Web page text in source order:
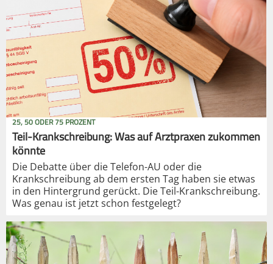
25, 50 ODER 75 PROZENT
Teil-Krankschreibung: Was auf Arztpraxen zukommen
könnte
Die Debatte über die Telefon-AU oder die
Krankschreibung ab dem ersten Tag haben sie etwas
in den Hintergrund gerückt. Die Teil-Krankschreibung.
Was genau ist jetzt schon festgelegt?